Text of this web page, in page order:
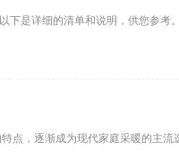
单和说明，供您参考。 一、 核心主材
点，逐渐成为现代家庭采暖的主